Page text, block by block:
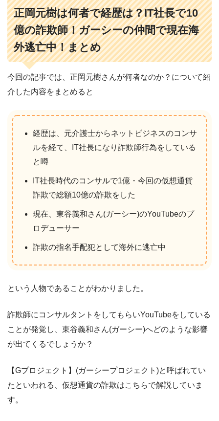
正岡元樹は何者で経歴は？IT社長で10
億の詐欺師！ガーシーの仲間で現在海
外逃亡中！まとめ
今回の記事では、正岡元樹さんが何者なのか？について紹
介した内容をまとめると
経歴は、元介護士からネットビジネスのコンサ
ルを経て、IT社長になり詐欺師行為をしている
と噂
IT社長時代のコンサルで1億・今回の仮想通貨
詐欺で総額10億の詐欺をした
現在、東谷義和さん(ガーシー)のYouTubeのプ
ロデューサー
詐欺の指名手配犯として海外に逃亡中
という人物であることがわかりました。
詐欺師にコンサルタントをしてもらいYouTubeをしている
ことが発覚し、東谷義和さん(ガーシー)へどのような影響
が出てくるでしょうか？
【Gプロジェクト】(ガーシープロジェクト)と呼ばれてい
たといわれる、仮想通貨の詐欺はこちらで解説していま
す。